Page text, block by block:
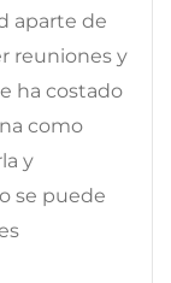
aparte de
reuniones y
ha costado
como
y
se puede